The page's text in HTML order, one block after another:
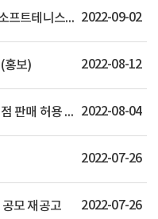
2022년 NH농협 인천코리아컵 국제소프트테니스대회 개최알림 2022-09-02
홍보) 2022-08-12
코로나19 자가검사키트 한시적 편의점 판매 허용 알림 2022-08-04
2022-07-26
모 재공고 2022-07-26